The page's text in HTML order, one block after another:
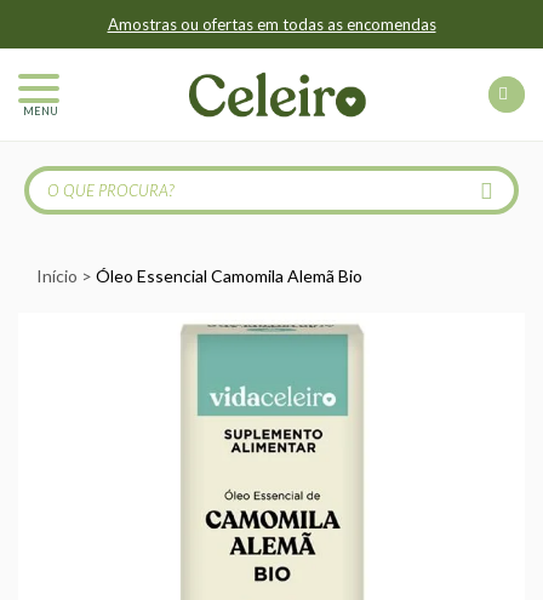
Amostras ou ofertas em todas as encomendas
MENU
Início Óleo Essencial Camomila Alemã Bio